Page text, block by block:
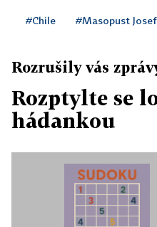
#Chile #Masopust Josef
Rozrušily vás
Rozptylte se
hádankou